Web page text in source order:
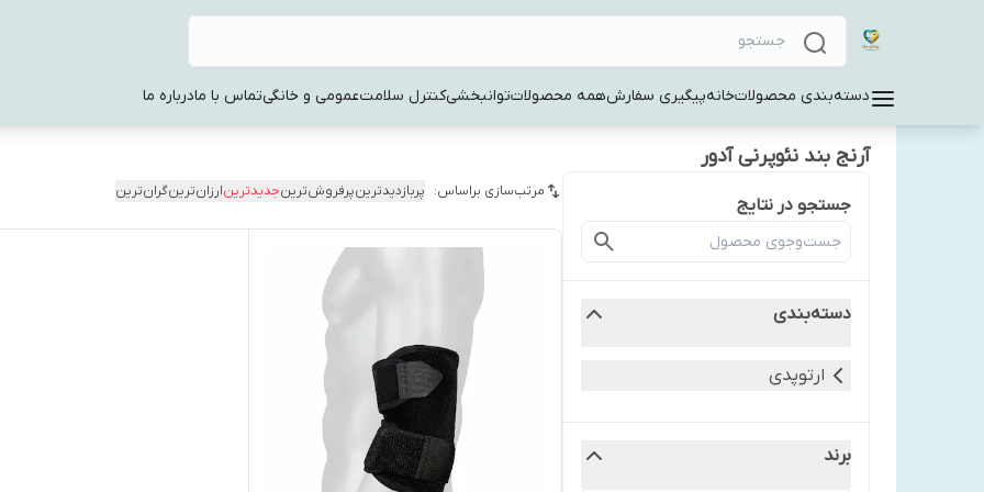
دسته‌بندی محصولاتخانهپیگیری سفارشهمه محصولاتتوانبخشیکنترل سلامتعمومی و خانگیتماس با مادرباره ما
آرنج بند نئوپرنی آدور
جستجو در نتایج
دسته‌بندی
ارتوپدی
برند
مرتب‌سازی براساس: پربازدیدترینپرفروش‌ترینجدیدترینارزان‌ترینگران‌ترین